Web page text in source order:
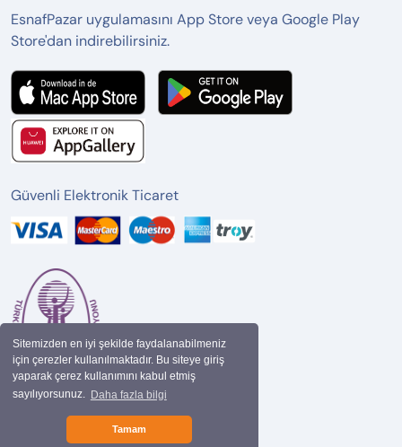
Sitemizden en iyi şekilde faydalanabilmeniz
için çerezler kullanılmaktadır. Bu siteye giriş
yaparak çerez kullanımını kabul etmiş
sayılıyorsunuz. Daha fazla bilgi
Tamam
EsnafPazar uygulamasını App Store veya Google Play
Store'dan indirebilirsiniz.
Güvenli Elektronik Ticaret